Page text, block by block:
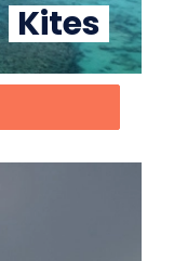
Kites